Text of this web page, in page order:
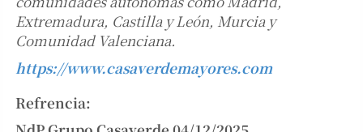
Extremadura, Castilla y León, Murcia y
Comunidad Valenciana.
https://www.casaverdemayores.com
Refrencia: